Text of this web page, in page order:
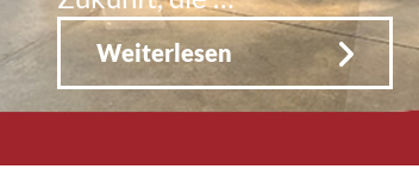
Weiterlesen